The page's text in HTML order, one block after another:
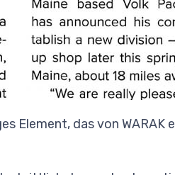
Element, das von WARAK